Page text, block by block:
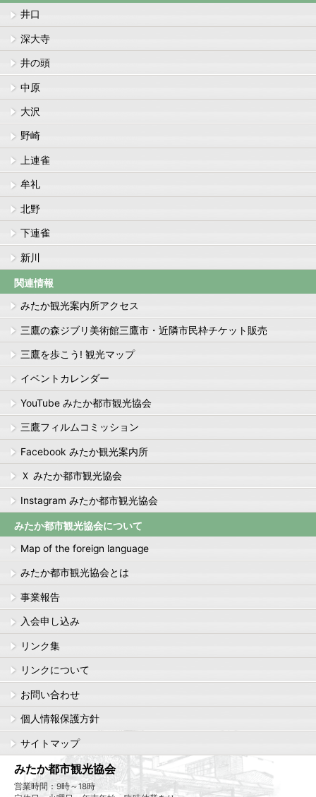
井口
深大寺
井の頭
中原
大沢
野崎
上連雀
牟礼
北野
下連雀
新川
関連情報
みたか観光案内所アクセス
三鷹の森ジブリ美術館三鷹市・近隣市民枠チケット販売
三鷹を歩こう! 観光マップ
イベントカレンダー
YouTube みたか都市観光協会
三鷹フィルムコミッション
Facebook みたか観光案内所
Ｘ みたか都市観光協会
Instagram みたか都市観光協会
みたか都市観光協会について
Map of the foreign language
みたか都市観光協会とは
事業報告
入会申し込み
リンク集
リンクについて
お問い合わせ
個人情報保護方針
サイトマップ
みたか都市観光協会
営業時間：9時～18時